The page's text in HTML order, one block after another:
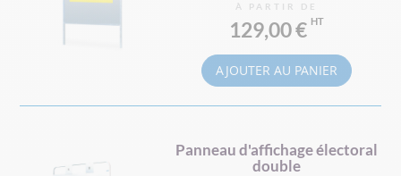
À PARTIR DE
129,00 €
AJOUTER AU PANIER
Panneau d'affichage électoral
double